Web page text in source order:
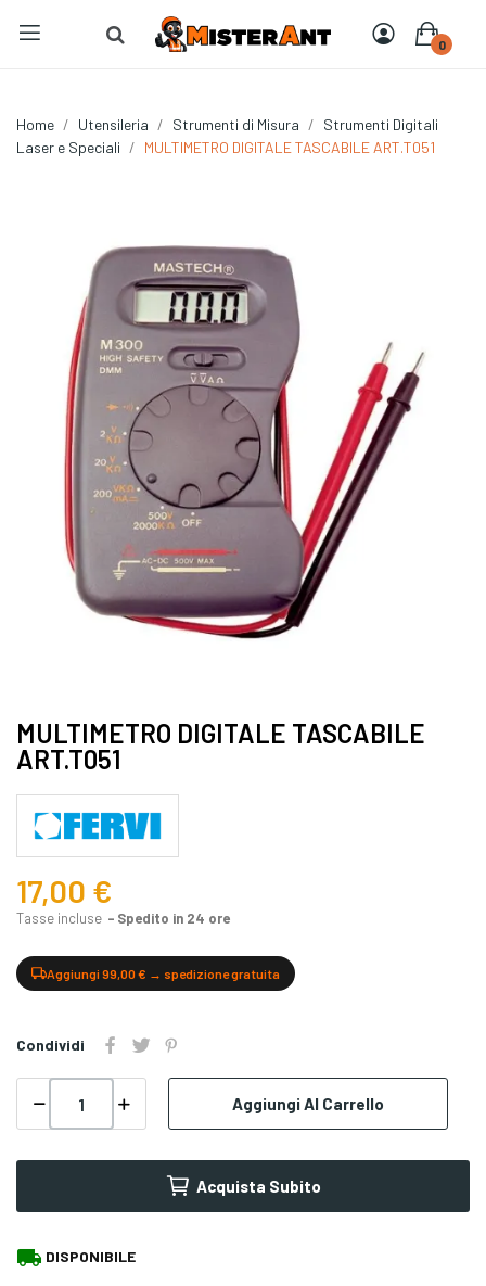
0
Home Utensileria Strumenti di Misura
Strumenti Digitali
Laser e Speciali
MULTIMETRO DIGITALE TASCABILE ART.T051
MULTIMETRO DIGITALE TASCABILE
ART.T051
17,00 €
Tasse incluse Spedito in 24 ore
Aggiungi 99,00 € → spedizione gratuita
Condividi
Aggiungi Al Carrello
Acquista Subito
local_shipping DISPONIBILE